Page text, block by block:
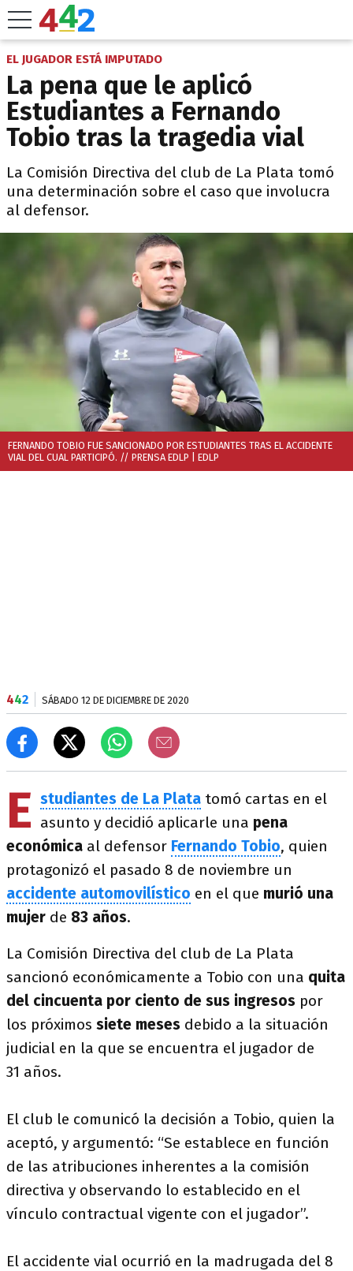
EL JUGADOR ESTÁ IMPUTADO
La pena que le aplicó
Estudiantes a Fernando
Tobio tras la tragedia vial
La Comisión Directiva del club de La Plata tomó
una determinación sobre el caso que involucra
al defensor.
FERNANDO TOBIO FUE SANCIONADO POR ESTUDIANTES TRAS EL ACCIDENTE
VIAL DEL CUAL PARTICIPÓ. // PRENSA EDLP | EDLP
442 SÁBADO 12 DE DICIEMBRE DE 2020
E studiantes de La Plata tomó cartas en el
asunto y decidió aplicarle una pena
económica al defensor Fernando Tobio, quien
protagonizó el pasado 8 de noviembre un
accidente automovilístico en el que murió una
mujer de 83 años.
La Comisión Directiva del club de La Plata
sancionó económicamente a Tobio con una quita
del cincuenta por ciento de sus ingresos por
los próximos siete meses debido a la situación
judicial en la que se encuentra el jugador de
31 años.
El club le comunicó la decisión a Tobio, quien la
aceptó, y argumentó: “Se establece en función
de las atribuciones inherentes a la comisión
directiva y observando lo establecido en el
vínculo contractual vigente con el jugador”.
El accidente vial ocurrió en la madrugada del 8